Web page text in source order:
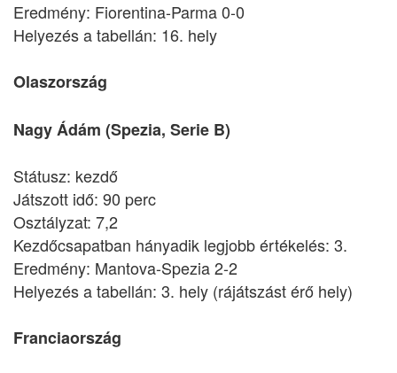
Eredmény: Fiorentina-Parma 0-0
Helyezés a tabellán: 16. hely
Olaszország
Nagy Ádám (Spezia, Serie B)
Státusz: kezdő
Játszott idő: 90 perc
Osztályzat: 7,2
Kezdőcsapatban hányadik legjobb értékelés: 3.
Eredmény: Mantova-Spezia 2-2
Helyezés a tabellán: 3. hely (rájátszást érő hely)
Franciaország